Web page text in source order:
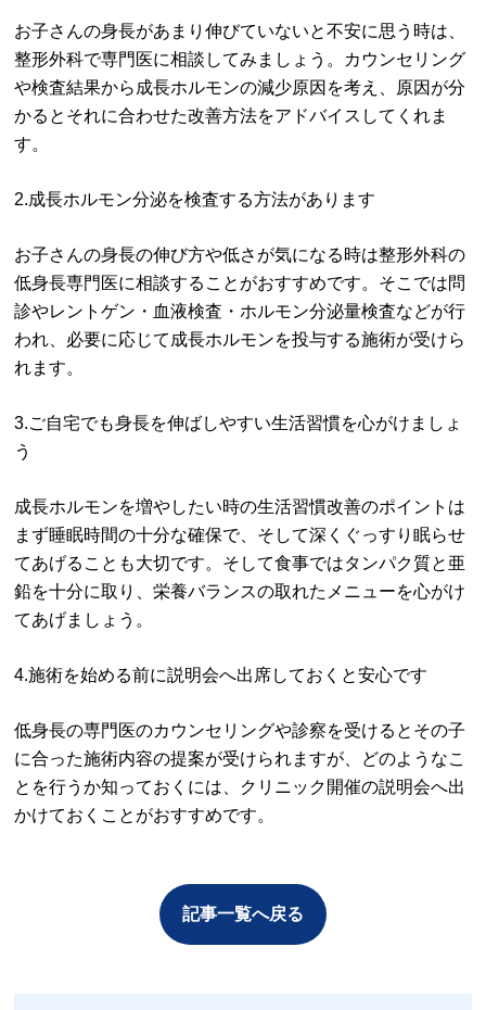
お子さんの身長があまり伸びていないと不安に思う時は、
整形外科で専門医に相談してみましょう。カウンセリング
や検査結果から成長ホルモンの減少原因を考え、原因が分
かるとそれに合わせた改善方法をアドバイスしてくれま
す。
2.成長ホルモン分泌を検査する方法があります
お子さんの身長の伸び方や低さが気になる時は整形外科の
低身長専門医に相談することがおすすめです。そこでは問
診やレントゲン・血液検査・ホルモン分泌量検査などが行
われ、必要に応じて成長ホルモンを投与する施術が受けら
れます。
3.ご自宅でも身長を伸ばしやすい生活習慣を心がけましょ
う
成長ホルモンを増やしたい時の生活習慣改善のポイントは
まず睡眠時間の十分な確保で、そして深くぐっすり眠らせ
てあげることも大切です。そして食事ではタンパク質と亜
鉛を十分に取り、栄養バランスの取れたメニューを心がけ
てあげましょう。
4.施術を始める前に説明会へ出席しておくと安心です
低身長の専門医のカウンセリングや診察を受けるとその子
に合った施術内容の提案が受けられますが、どのようなこ
とを行うか知っておくには、クリニック開催の説明会へ出
かけておくことがおすすめです。
記事一覧へ戻る